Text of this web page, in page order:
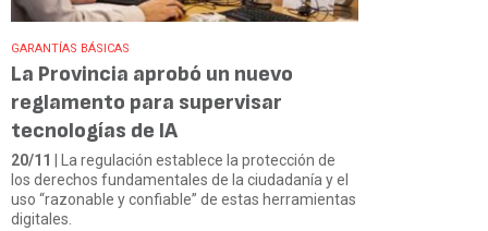
GARANTÍAS BÁSICAS
La Provincia aprobó un nuevo
reglamento para supervisar
tecnologías de IA
20/11
| La regulación establece la protección de
los derechos fundamentales de la ciudadanía y el
uso “razonable y confiable” de estas herramientas
digitales.